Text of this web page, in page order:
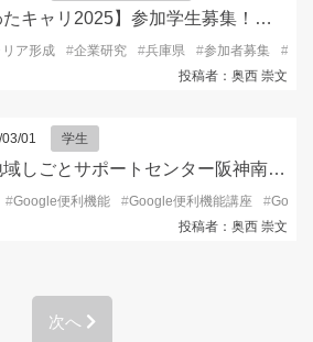
【わたキャリ2025】参加学生募集！ ≪〆切：6/1(日)≫
リア形成 #企業研究 #兵庫県 #参加者募集 #
投稿者：奥西 崇文
01 学生
【地域しごとサポートセンター阪神南ブランチ105からのお知らせ】初心者向けパソコン便利スキル②（Googleの便利機能編）
#Google便利機能 #Google便利機能講座 #
投稿者：奥西 崇文
次へ